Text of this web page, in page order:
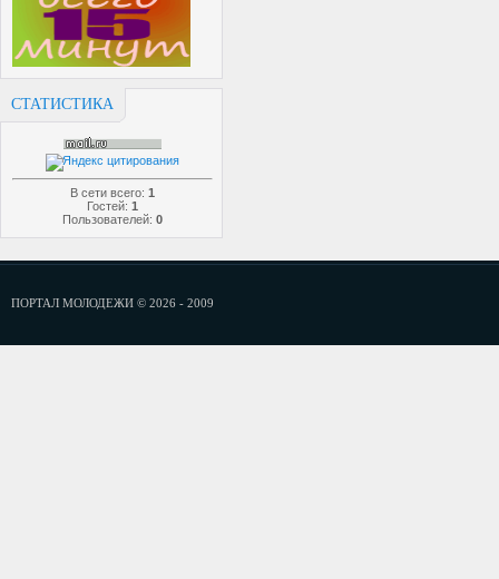
СТАТИСТИКА
В сети всего: 1
Гостей: 1
Пользователей: 0
ПОРТАЛ МОЛОДЕЖИ © 2026 - 2009